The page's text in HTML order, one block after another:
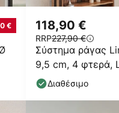
€
Σύστημα ράγας
9,5 cm, 4 φτερά,
118,90 €
RRP227,90 €
Διαθέσιμο